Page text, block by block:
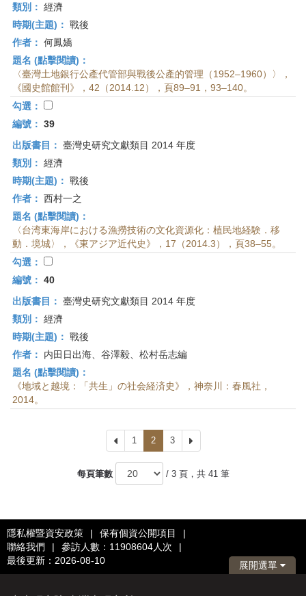
類別： 經濟
時期(主題)： 戰後
作者： 何鳳嬌
題名 (點擊閱讀)：
〈臺灣土地銀行公產代管部與戰後公產的管理（1952–1960）〉，
《國史館館刊》，42（2014.12），頁89–91，93–140。
勾選：
編號： 39
出版書目： 臺灣史研究文獻類目 2014 年度
類別： 經濟
時期(主題)： 戰後
作者： 西村一之
題名 (點擊閱讀)：
〈台湾東海岸における漁撈技術の文化資源化：植民地経験．移
動．境城〉，《東アジア近代史》，17（2014.3），頁38–55。
勾選：
編號： 40
出版書目： 臺灣史研究文獻類目 2014 年度
類別： 經濟
時期(主題)： 戰後
作者：
内田日出海、谷澤毅、松村岳志編
題名 (點擊閱讀)：
《地域と越境：「共生」の社会経済史》，神奈川：春風社，
2014。
上
一
頁
1 2 3
下
一
每頁筆數
/ 3 頁，共 41 筆
隱私權暨資安政策 | 保有個資公開項目
|
聯絡我們
| 參訪人數：11908604人次
|
最後更新：2026-08-10
展開選單